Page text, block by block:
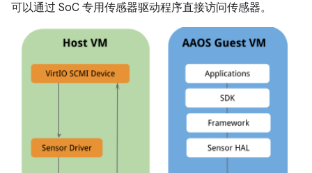
可以通过 SoC 专用传感器驱动程序直接访问传感器。